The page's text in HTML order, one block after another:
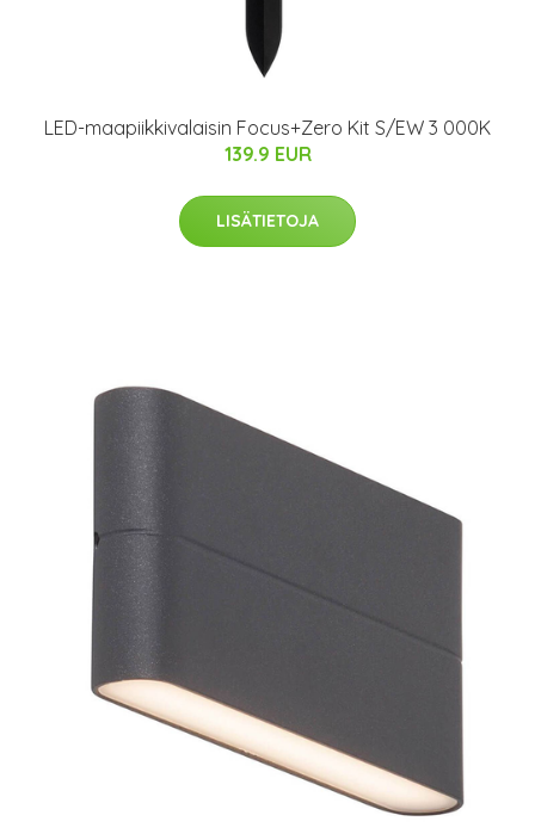
LED-maapiikkivalaisin Focus+Zero Kit S/EW 3 000K
139.9 EUR
LISÄTIETOJA